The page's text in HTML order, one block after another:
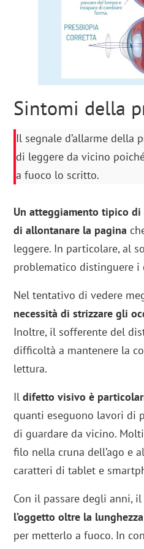
Sintomi della
Il segnale d’allarme della
di leggere da vicino
a fuoco lo scritto.
Un atteggiamento tipico
di allontanare la pagina
leggere. In particolare, al
problematico distinguere
Nel tentativo di vedere
necessità di strizzare gli
Inoltre, il sofferente del
difficoltà a mantenere la
lettura.
Ildifetto visivo è
quanti eseguono lavori di
di guardare da vicino.
filo nella cruna dell’ago e
caratteri di tablet e
Con il passare degli anni, il
l’oggetto oltre la
per metterlo a fuoco. In